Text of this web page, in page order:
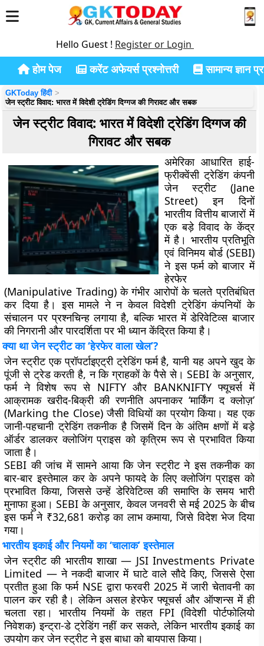
Hello Guest ! Register or Login
होम पेज करेंट अफेयर्स प्रश्नोत्तरी सामान्य ज्ञान
GKToday हिंदी
जेन स्ट्रीट विवाद: भारत में विदेशी ट्रेडिंग दिग्गज की गिरावट और सबक
जेन स्ट्रीट विवाद: भारत में विदेशी ट्रेडिंग दिग्गज की
गिरावट और सबक
अमेरिका आधारित हाई-
फ्रीक्वेंसी ट्रेडिंग कंपनी
जेन स्ट्रीट (Jane
Street) इन दिनों
भारतीय वित्तीय बाजारों में
एक बड़े विवाद के केंद्र
में है। भारतीय प्रतिभूति
एवं विनिमय बोर्ड (SEBI)
ने इस फर्म को बाजार में
हेरफेर
(Manipulative Trading) के गंभीर आरोपों के चलते प्रतिबंधित
कर दिया है। इस मामले ने न केवल विदेशी ट्रेडिंग कंपनियों के
संचालन पर प्रश्नचिन्ह लगाया है, बल्कि भारत में डेरिवेटिव्स बाजार
की निगरानी और पारदर्शिता पर भी ध्यान केंद्रित किया है।
क्या था जेन स्ट्रीट का ‘हेरफेर वाला खेल’?
जेन स्ट्रीट एक प्रॉपर्टाइएट्री ट्रेडिंग फर्म है, यानी यह अपने खुद के
पूंजी से ट्रेड करती है, न कि ग्राहकों के पैसे से। SEBI के अनुसार,
फर्म ने विशेष रूप से NIFTY और BANKNIFTY फ्यूचर्स में
आक्रामक खरीद-बिक्री की रणनीति अपनाकर ‘मार्किंग द क्लोज़’
(Marking the Close) जैसी विधियों का प्रयोग किया। यह एक
जानी-पहचानी ट्रेडिंग तकनीक है जिसमें दिन के अंतिम क्षणों में बड़े
ऑर्डर डालकर क्लोजिंग प्राइस को कृत्रिम रूप से प्रभावित किया
जाता है।
SEBI की जांच में सामने आया कि जेन स्ट्रीट ने इस तकनीक का
बार-बार इस्तेमाल कर के अपने फायदे के लिए क्लोजिंग प्राइस को
प्रभावित किया, जिससे उन्हें डेरिवेटिव्स की समाप्ति के समय भारी
मुनाफा हुआ। SEBI के अनुसार, केवल जनवरी से मई 2025 के बीच
इस फर्म ने ₹32,681 करोड़ का लाभ कमाया, जिसे विदेश भेज दिया
गया।
भारतीय इकाई और नियमों का ‘चालाक’ इस्तेमाल
जेन स्ट्रीट की भारतीय शाखा — JSI Investments Private
Limited — ने नकदी बाजार में घाटे वाले सौदे किए, जिससे ऐसा
प्रतीत हुआ कि फर्म NSE द्वारा फरवरी 2025 में जारी चेतावनी का
पालन कर रही है। लेकिन असल हेरफेर फ्यूचर्स और ऑप्शन्स में ही
चलता रहा। भारतीय नियमों के तहत FPI (विदेशी पोर्टफोलियो
निवेशक) इन्ट्रा-डे ट्रेडिंग नहीं कर सकते, लेकिन भारतीय इकाई का
उपयोग कर जेन स्ट्रीट ने इस बाधा को बायपास किया।